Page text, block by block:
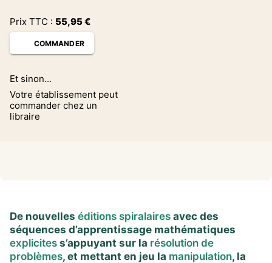
Prix TTC : 55,95€
COMMANDER
Et sinon...
Votre établissement peut
commander chez un
libraire
De nouvelles éditions spiralaires avec des
séquences d’apprentissage mathématiques
explicites s’appuyant sur la résolution de
problèmes, et mettant en jeu la manipulation, la